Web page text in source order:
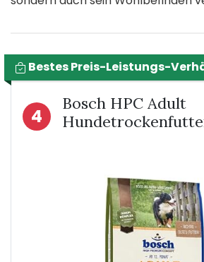
Bestes Preis-Leistungs-
4
Bosch HPC Adult